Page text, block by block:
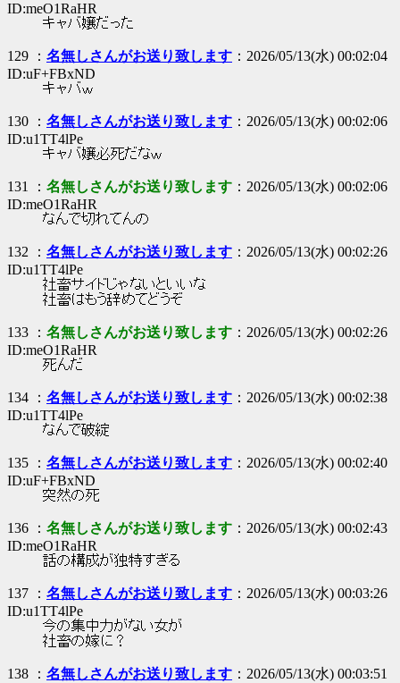
ID:meO1RaHR
キャバ嬢だった
129 ： 名無しさんがお送り致します ：2026/05/13(水) 00:02:04
ID:uF+FBxND
キャバｗ
130 ： 名無しさんがお送り致します ：2026/05/13(水) 00:02:06
ID:u1TT4lPe
キャバ嬢必死だなｗ
131 ： 名無しさんがお送り致します ：2026/05/13(水) 00:02:06
ID:meO1RaHR
なんで切れてんの
132 ： 名無しさんがお送り致します ：2026/05/13(水) 00:02:26
ID:u1TT4lPe
社畜サイドじゃないといいな
社畜はもう辞めてどうぞ
133 ： 名無しさんがお送り致します ：2026/05/13(水) 00:02:26
ID:meO1RaHR
死んだ
134 ： 名無しさんがお送り致します ：2026/05/13(水) 00:02:38
ID:u1TT4lPe
なんで破綻
135 ： 名無しさんがお送り致します ：2026/05/13(水) 00:02:40
ID:uF+FBxND
突然の死
136 ： 名無しさんがお送り致します ：2026/05/13(水) 00:02:43
ID:meO1RaHR
話の構成が独特すぎる
137 ： 名無しさんがお送り致します ：2026/05/13(水) 00:03:26
ID:u1TT4lPe
今の集中力がない女が
社畜の嫁に？
138 ： 名無しさんがお送り致します ：2026/05/13(水) 00:03:51